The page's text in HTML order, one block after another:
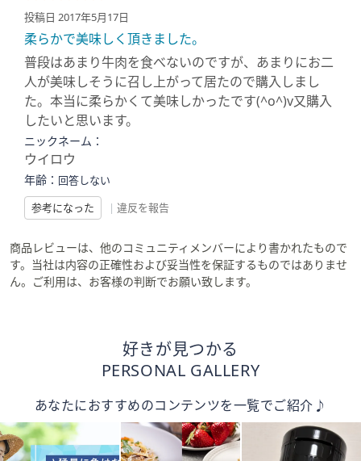
投稿日 2017年5月17日
柔らかで美味しく頂きました。
普段はあまり牛肉を食べないのですが、あまりにお二
人が美味しそうに召し上がって居たので購入しまし
た。本当に柔らかくて美味しかったです(^o^)v又購入
したいと思います。
ニックネーム：
ウイロウ
年齢： 回答しない
参考になった
| 違反を報告
商品レビューは、他のコミュニティメンバーにより書かれたもので
す。当社は内容の正確性および妥当性を保証するものではありませ
ん。ご利用は、お客様の判断でお願い致します。
好きが見つかる
PERSONAL GALLERY
あなたにおすすめのコンテンツを一覧でご紹介♪